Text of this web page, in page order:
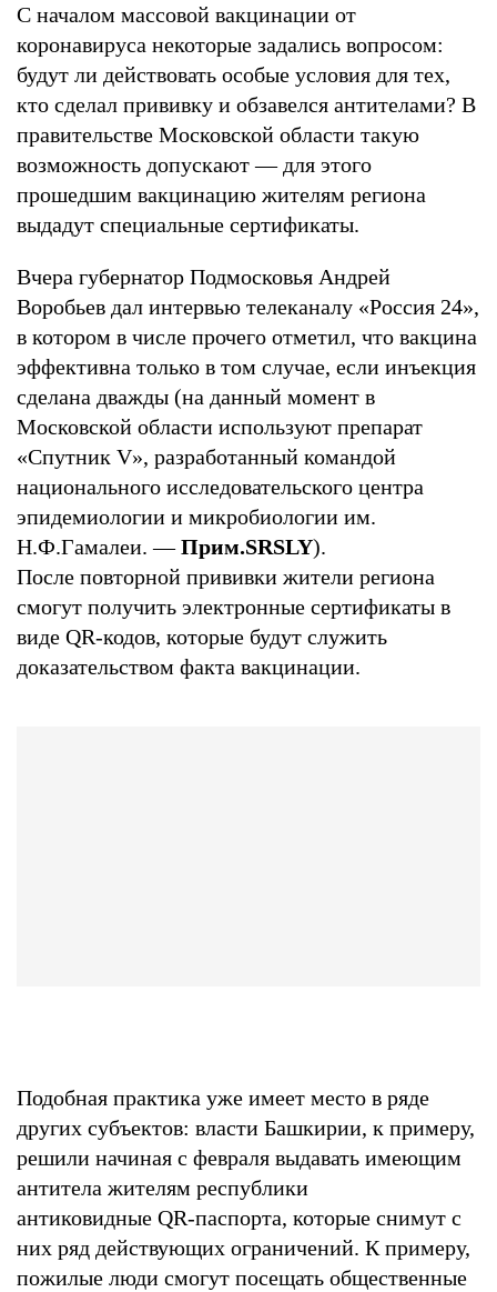
С началом массовой вакцинации от
коронавируса некоторые задались вопросом:
будут ли действовать особые условия для тех,
кто сделал прививку и обзавелся антителами? В
правительстве Московской области такую
возможность допускают — для этого
прошедшим вакцинацию жителям региона
выдадут специальные сертификаты.
Вчера губернатор Подмосковья Андрей
Воробьев дал интервью телеканалу «Россия 24»,
в котором в числе прочего отметил, что вакцина
эффективна только в том случае, если инъекция
сделана дважды (на данный момент в
Московской области используют препарат
«Спутник V», разработанный командой
национального исследовательского центра
эпидемиологии и микробиологии им.
Н.Ф.Гамалеи. —Прим.SRSLY).
После повторной прививки жители региона
смогут получить электронные сертификаты в
виде QR-кодов, которые будут служить
доказательством факта вакцинации.
Подобная практика уже имеет место в ряде
других субъектов: власти Башкирии, к примеру,
решили начиная с февраля выдавать имеющим
антитела жителям республики
антиковидные QR-паспорта, которые снимут с
них ряд действующих ограничений. К примеру,
пожилые люди смогут посещать общественные